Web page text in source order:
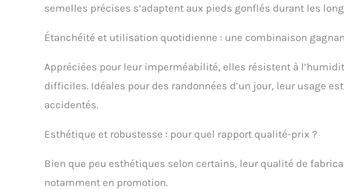
semelles précises s’adaptent aux pieds gonflés durant les
Étanchéité et utilisation quotidienne : une combinaison
Appréciées pour leur imperméabilité, elles résistent à
difficiles. Idéales pour des randonnées d’un jour, leur usage
accidentés.
Esthétique et robustesse : pour quel rapport qualité-prix ?
Bien que peu esthétiques selon certains, leur qualité de
notamment en promotion.